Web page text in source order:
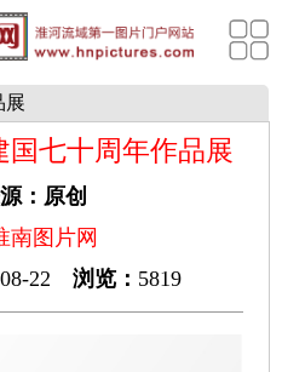
展
七十周年作品展
： 原创
南图片网
22 浏览： 5819